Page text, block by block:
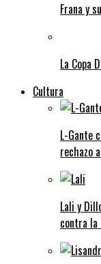
Frana y
La Copa
Cultura
L-Gante
rechazo
Lali y
contra la